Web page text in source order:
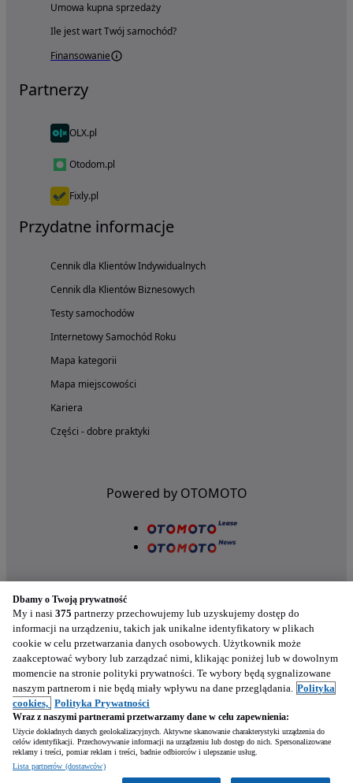
Napisz
Umowa kupna sprzedaży
Ile jest wart Twój samochód?
Finansowanie
Partnerzy
OLX.pl
Otodom.pl
Fixly.pl
Przydatne informacje
Cennik dla Klientów Indywidualnych
Cennik dla Klientów Biznesowych
Testy samochodów
Internetowy Samochód Roku
Mapa kategorii
Mapa miejscowości
Kariera
Części - dobre praktyki
Powered by OTOMOTO
Nasze aplikacje w twoim telefonie
Dbamy o Twoją prywatność
My i nasi 375 partnerzy przechowujemy lub uzyskujemy dostęp do
informacji na urządzeniu, takich jak unikalne identyfikatory w plikach
cookie w celu przetwarzania danych osobowych. Użytkownik może
zaakceptować wybory lub zarządzać nimi, klikając poniżej lub w dowolnym
momencie na stronie polityki prywatności. Te wybory będą sygnalizowane
naszym partnerom i nie będą miały wpływu na dane przeglądania. Polityka
cookies, Polityka Prywatności
Wraz z naszymi partnerami przetwarzamy dane w celu zapewnienia:
Użycie dokładnych danych geolokalizacyjnych. Aktywne skanowanie charakterystyki urządzenia do
celów identyfikacji. Przechowywanie informacji na urządzeniu lub dostęp do nich. Spersonalizowane
reklamy i treści, pomiar reklam i treści, badnie odbiorców i ulepszanie usług.
Lista partnerów (dostawców)